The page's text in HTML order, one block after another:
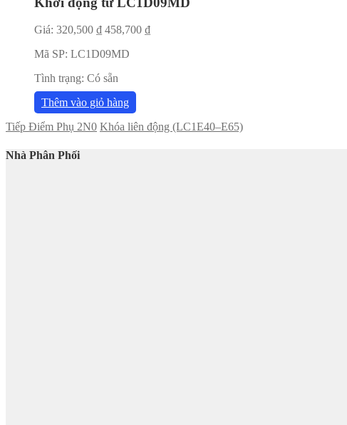
Giá: 320,500 ₫ 458,700 ₫
Mã SP: LC1D09MD
Tình trạng: Có sẵn
Thêm vào giỏ hàng
Tiếp Điểm Phụ 2N0 Khóa liên động (LC1E40–E65)
Nhà Phân Phối